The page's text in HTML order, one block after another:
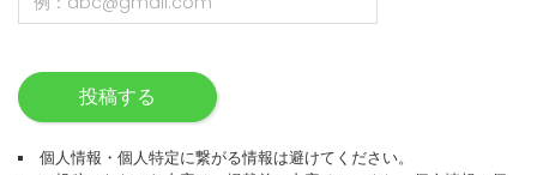
投稿する
個人情報・個人特定に繋がる情報は避けてください。